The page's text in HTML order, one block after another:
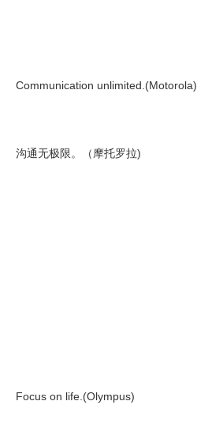
Communication unlimited.(Motorola)
沟通无极限。（摩托罗拉)
Focus on life.(Olympus)